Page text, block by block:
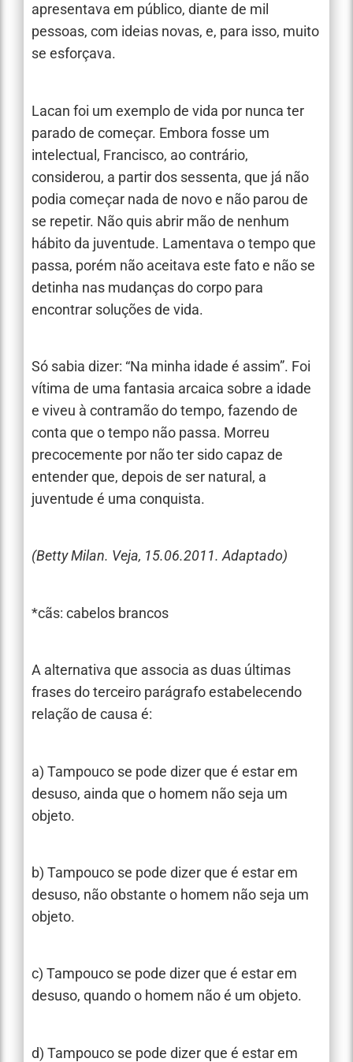
apresentava em público, diante de mil
pessoas, com ideias novas, e, para isso, muito
se esforçava.
Lacan foi um exemplo de vida por nunca ter
parado de começar. Embora fosse um
intelectual, Francisco, ao contrário,
considerou, a partir dos sessenta, que já não
podia começar nada de novo e não parou de
se repetir. Não quis abrir mão de nenhum
hábito da juventude. Lamentava o tempo que
passa, porém não aceitava este fato e não se
detinha nas mudanças do corpo para
encontrar soluções de vida.
Só sabia dizer: “Na minha idade é assim”. Foi
vítima de uma fantasia arcaica sobre a idade
e viveu à contramão do tempo, fazendo de
conta que o tempo não passa. Morreu
precocemente por não ter sido capaz de
entender que, depois de ser natural, a
juventude é uma conquista.
(Betty Milan. Veja, 15.06.2011. Adaptado)
*cãs: cabelos brancos
A alternativa que associa as duas últimas
frases do terceiro parágrafo estabelecendo
relação de causa é:
a) Tampouco se pode dizer que é estar em
desuso, ainda que o homem não seja um
objeto.
b) Tampouco se pode dizer que é estar em
desuso, não obstante o homem não seja um
objeto.
c) Tampouco se pode dizer que é estar em
desuso, quando o homem não é um objeto.
d) Tampouco se pode dizer que é estar em